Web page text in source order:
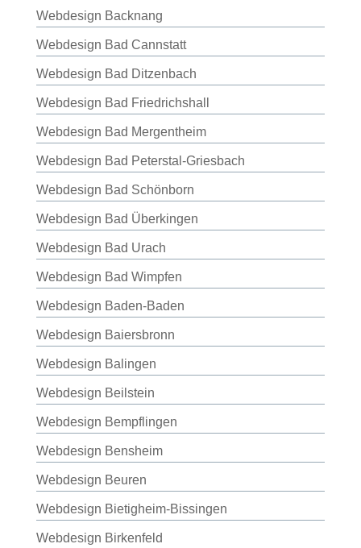
Webdesign Backnang
Webdesign Bad Cannstatt
Webdesign Bad Ditzenbach
Webdesign Bad Friedrichshall
Webdesign Bad Mergentheim
Webdesign Bad Peterstal-Griesbach
Webdesign Bad Schönborn
Webdesign Bad Überkingen
Webdesign Bad Urach
Webdesign Bad Wimpfen
Webdesign Baden-Baden
Webdesign Baiersbronn
Webdesign Balingen
Webdesign Beilstein
Webdesign Bempflingen
Webdesign Bensheim
Webdesign Beuren
Webdesign Bietigheim-Bissingen
Webdesign Birkenfeld